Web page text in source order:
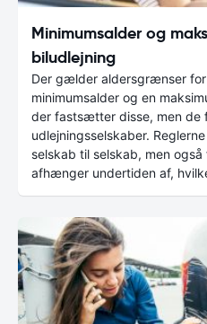
Minimumsalder og
biludlejning
Der gælder aldersgrænser
minimumsalder og en
der fastsætter disse, men de
udlejningsselskaber.
selskab til selskab, men
afhænger undertiden af,